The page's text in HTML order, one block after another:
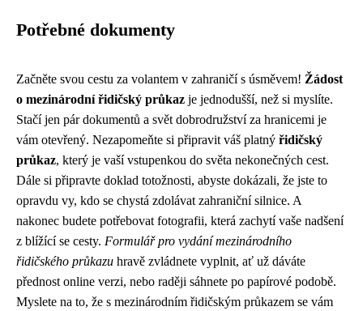
Potřebné dokumenty
Začněte svou cestu za volantem v zahraničí s úsměvem! Žádost
o mezinárodní řidičský průkaz je jednodušší, než si myslíte.
Stačí jen pár dokumentů a svět dobrodružství za hranicemi je
vám otevřený. Nezapomeňte si připravit váš platný řidičský
průkaz, který je vaší vstupenkou do světa nekonečných cest.
Dále si připravte doklad totožnosti, abyste dokázali, že jste to
opravdu vy, kdo se chystá zdolávat zahraniční silnice. A
nakonec budete potřebovat fotografii, která zachytí vaše nadšení
z blížící se cesty. Formulář pro vydání mezinárodního
řidičského průkazu hravě zvládnete vyplnit, ať už dáváte
přednost online verzi, nebo raději sáhnete po papírové podobě.
Myslete na to, že s mezinárodním řidičským průkazem se vám